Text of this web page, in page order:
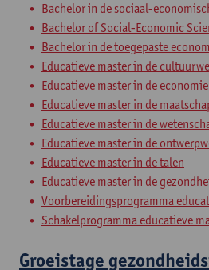
Bachelor in de sociaal-
Bachelor of Social-Economic
Bachelor in de toegepaste
Educatieve master in de
Educatieve master in de economie
Educatieve master in de
Educatieve master in de
Educatieve master in de
Educatieve master in de talen
Educatieve master in de
Voorbereidingsprogramma
Schakelprogramma educatieve
Groeistage